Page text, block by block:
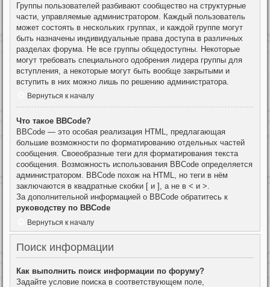
Группы пользователей разбивают сообщество на структурные
части, управляемые администратором. Каждый пользователь
может состоять в нескольких группах, и каждой группе могут
быть назначены индивидуальные права доступа в различных
разделах форума. Не все группы общедоступны. Некоторые
могут требовать специального одобрения лидера группы для
вступления, а некоторые могут быть вообще закрытыми и
вступить в них можно лишь по решению администратора.
Вернуться к началу
Что такое BBCode?
BBCode — это особая реализация HTML, предлагающая
большие возможности по форматированию отдельных частей
сообщения. Своеобразные теги для форматирования текста
сообщения. Возможность использования BBCode определяется
администратором. BBCode похож на HTML, но теги в нём
заключаются в квадратные скобки [ и ], а не в < и >.
За дополнительной информацией о BBCode обратитесь к
руководству по BBCode
Вернуться к началу
Поиск информации
Как выполнить поиск информации по форуму?
Задайте условие поиска в соответствующем поле,